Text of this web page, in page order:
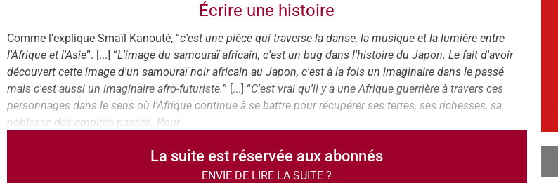
Écrire une histoire
Comme l'explique Smaïl Kanouté, “c'est une pièce qui traverse la danse, la musique et la lumière entre
l'Afrique et l'Asie”. [...] “L'image du samouraï africain, c'est un bug dans l'histoire du Japon. Le fait d'avoir
découvert cette image d'un samouraï noir africain au Japon, c'est à la fois un imaginaire dans le passé
mais c'est aussi un imaginaire afro-futuriste.” [...] “C'est vrai qu'il y a une Afrique guerrière à travers ces
personnages dans le sens où l'Afrique continue à se battre pour récupérer ses terres, ses richesses, sa
noblesse des empires passés. Pour
La suite est réservée aux abonnés
ENVIE DE LIRE LA SUITE ?